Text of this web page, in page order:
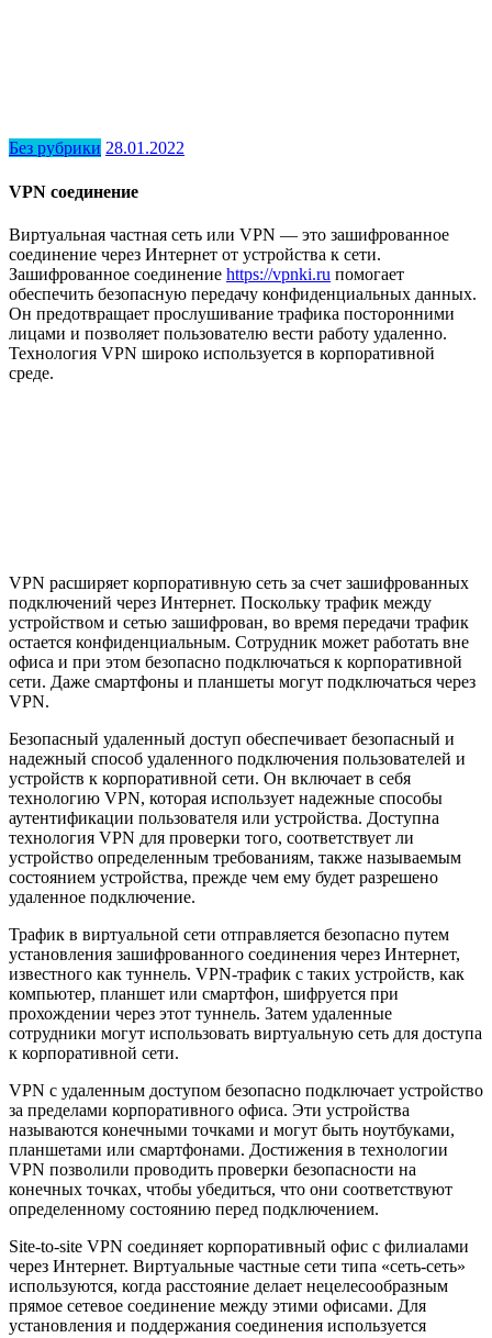
Без рубрики 28.01.2022
VPN соединение
Виртуальная частная сеть или VPN — это зашифрованное
соединение через Интернет от устройства к сети.
Зашифрованное соединение https://vpnki.ru помогает
обеспечить безопасную передачу конфиденциальных данных.
Он предотвращает прослушивание трафика посторонними
лицами и позволяет пользователю вести работу удаленно.
Технология VPN широко используется в корпоративной
среде.
VPN расширяет корпоративную сеть за счет зашифрованных
подключений через Интернет. Поскольку трафик между
устройством и сетью зашифрован, во время передачи трафик
остается конфиденциальным. Сотрудник может работать вне
офиса и при этом безопасно подключаться к корпоративной
сети. Даже смартфоны и планшеты могут подключаться через
VPN.
Безопасный удаленный доступ обеспечивает безопасный и
надежный способ удаленного подключения пользователей и
устройств к корпоративной сети. Он включает в себя
технологию VPN, которая использует надежные способы
аутентификации пользователя или устройства. Доступна
технология VPN для проверки того, соответствует ли
устройство определенным требованиям, также называемым
состоянием устройства, прежде чем ему будет разрешено
удаленное подключение.
Трафик в виртуальной сети отправляется безопасно путем
установления зашифрованного соединения через Интернет,
известного как туннель. VPN-трафик с таких устройств, как
компьютер, планшет или смартфон, шифруется при
прохождении через этот туннель. Затем удаленные
сотрудники могут использовать виртуальную сеть для доступа
к корпоративной сети.
VPN с удаленным доступом безопасно подключает устройство
за пределами корпоративного офиса. Эти устройства
называются конечными точками и могут быть ноутбуками,
планшетами или смартфонами. Достижения в технологии
VPN позволили проводить проверки безопасности на
конечных точках, чтобы убедиться, что они соответствуют
определенному состоянию перед подключением.
Site-to-site VPN соединяет корпоративный офис с филиалами
через Интернет. Виртуальные частные сети типа «сеть-сеть»
используются, когда расстояние делает нецелесообразным
прямое сетевое соединение между этими офисами. Для
установления и поддержания соединения используется